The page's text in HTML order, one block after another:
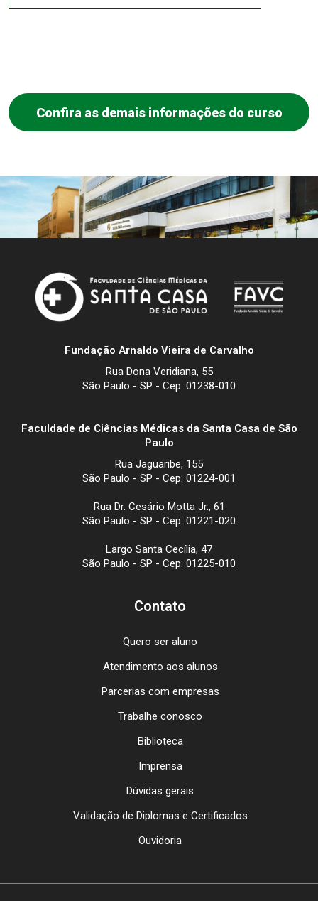
Confira as demais informações do curso
Fundação Arnaldo Vieira de Carvalho
Rua Dona Veridiana, 55
São Paulo - SP - Cep: 01238-010
Faculdade de Ciências Médicas da Santa Casa de São
Paulo
Rua Jaguaribe, 155
São Paulo - SP - Cep: 01224-001
Rua Dr. Cesário Motta Jr., 61
São Paulo - SP - Cep: 01221-020
Largo Santa Cecília, 47
São Paulo - SP - Cep: 01225-010
Contato
Quero ser aluno
Atendimento aos alunos
Parcerias com empresas
Trabalhe conosco
Biblioteca
Imprensa
Dúvidas gerais
Validação de Diplomas e Certificados
Ouvidoria